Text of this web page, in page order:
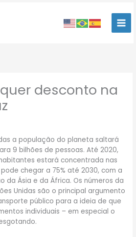
desconto na
a população do planeta saltará
9 bilhões de pessoas. Até 2020,
estará concentrada nas
chegar a 75% até 2030, com a
da Ásia e da África. Os números da
Unidas são o principal argumento
público para a ideia de que
individuais – em especial o